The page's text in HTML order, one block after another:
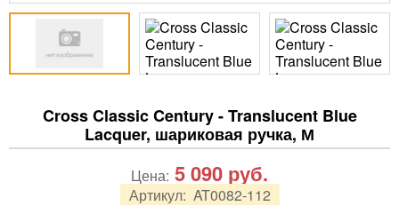
Cross Classic Century - Translucent Blue
Lacquer, шариковая ручка, М
Артикул: AT0082-112
Цена: 5 090 руб.